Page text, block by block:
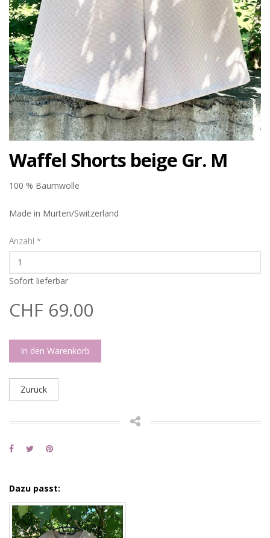
Waffel Shorts beige Gr. M
100 % Baumwolle
Made in Murten/Switzerland
Anzahl *
Sofort lieferbar
CHF 69.00
In den Warenkorb
Zurück
Dazu passt: